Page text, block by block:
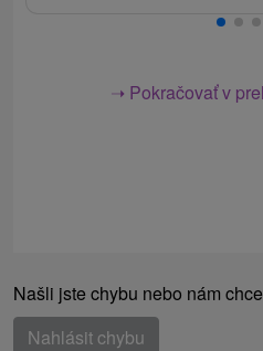
➝ Pokračovať v
Našli jste chybu nebo nám
Nahlásit chybu